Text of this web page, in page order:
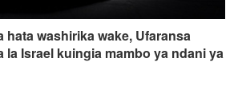
hata washirika wake, Ufaransa
Israel kuingia mambo ya ndani ya